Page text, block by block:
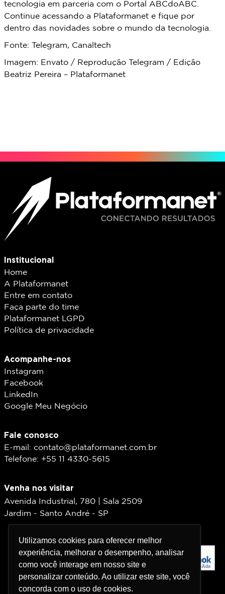
Utilizamos cookies para oferecer melhor
experiência, melhorar o desempenho, analisar
como você interage em nosso site e
personalizar conteúdo. Ao utilizar este site, você
concorda com o uso de cookies.
Utilizamos cookies para oferecer melhor
experiência, melhorar o desempenho, analisar
como você interage em nosso site e
personalizar conteúdo. Ao utilizar este site, você
concorda com o uso de cookies.
tecnologia em parceria com o Portal ABCdoABC.
Continue acessando a Plataformanet e fique por
dentro das novidades sobre o mundo da tecnologia.
Fonte: Telegram, Canaltech
Imagem: Envato / Reprodução Telegram / Edição
Beatriz Pereira – Plataformanet
Institucional
Home
A Plataformanet
Entre em contato
Faça parte do time
Plataformanet LGPD
Política de privacidade
Acompanhe-nos
Instagram
Facebook
LinkedIn
Google Meu Negócio
Fale conosco
E-mail: contato@plataformanet.com.br
Telefone: +55 11 4330-5615
Venha nos visitar
Avenida Industrial, 780 | Sala 2509
Jardim - Santo André - SP